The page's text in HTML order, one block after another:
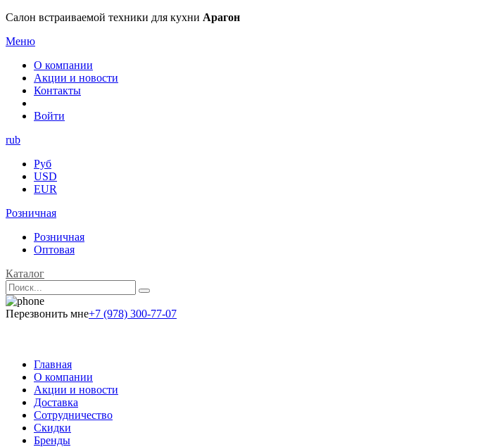
Салон встраиваемой техники для кухни Арагон
Меню
О компании
Акции и новости
Контакты
Войти
rub
Руб
USD
EUR
Розничная
Розничная
Оптовая
Каталог
Перезвонить мне+7 (978) 300-77-07
Главная
О компании
Акции и новости
Доставка
Сотрудничество
Скидки
Бренды